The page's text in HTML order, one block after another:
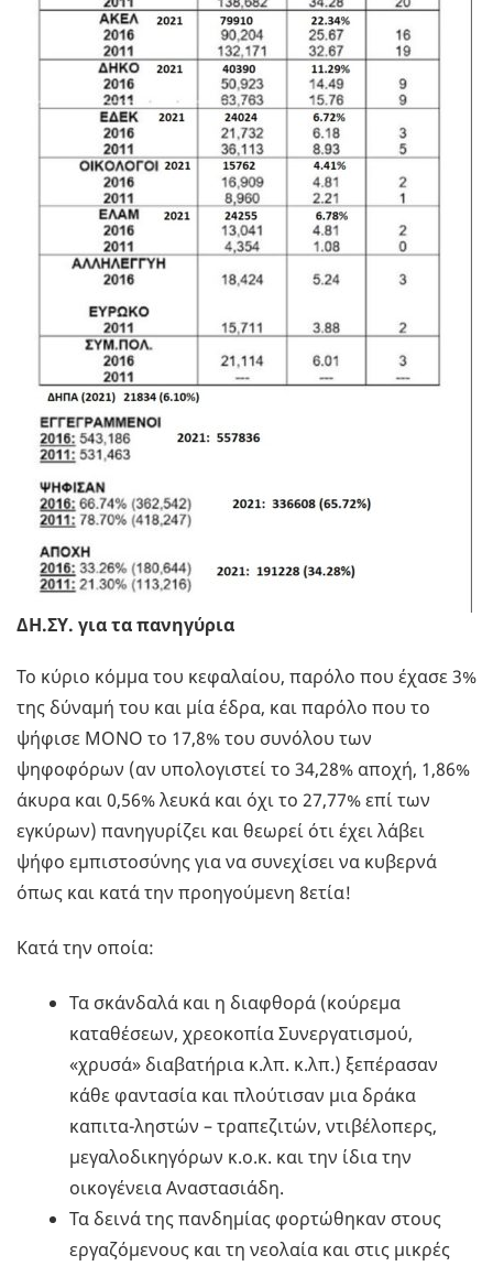
ΔΗ.ΣΥ. για τα πανηγύρια
Το κύριο κόμμα του κεφαλαίου, παρόλο που έχασε 3%
της δύναμή του και μία έδρα, και παρόλο που το
ψήφισε ΜΟΝΟ το 17,8% του συνόλου των
ψηφοφόρων (αν υπολογιστεί το 34,28% αποχή, 1,86%
άκυρα και 0,56% λευκά και όχι το 27,77% επί των
εγκύρων) πανηγυρίζει και θεωρεί ότι έχει λάβει
ψήφο εμπιστοσύνης για να συνεχίσει να κυβερνά
όπως και κατά την προηγούμενη 8ετία!
Κατά την οποία:
Τα σκάνδαλά και η διαφθορά (κούρεμα
καταθέσεων, χρεοκοπία Συνεργατισμού,
«χρυσά» διαβατήρια κ.λπ. κ.λπ.) ξεπέρασαν
κάθε φαντασία και πλούτισαν μια δράκα
καπιτα-ληστών – τραπεζιτών, ντιβέλοπερς,
μεγαλοδικηγόρων κ.ο.κ. και την ίδια την
οικογένεια Αναστασιάδη.
Τα δεινά της πανδημίας φορτώθηκαν στους
εργαζόμενους και τη νεολαία και στις μικρές